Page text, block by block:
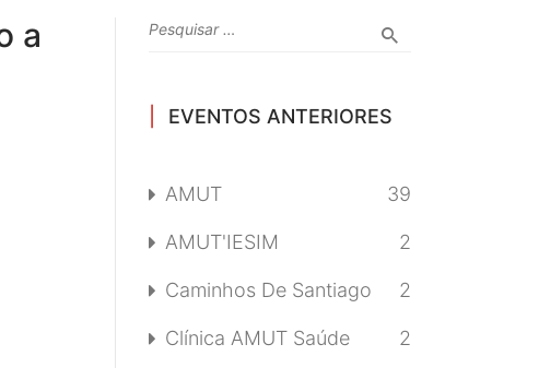
a
EVENTOS ANTERIORES
AMUT 39
AMUT'IESIM 2
Caminhos De Santiago 2
Clínica AMUT Saúde 2